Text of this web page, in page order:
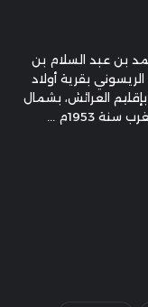
بن عبد السلام بن
بقرية أولاد
العرائش، بشمال
سنة 1953م ...